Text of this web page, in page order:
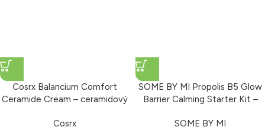
Cosrx Balancium Comfort
Ceramide Cream – ceramidový
Cosrx
SOME BY MI Propolis B5 Glow
Barrier Calming Starter Kit –
SOME BY MI